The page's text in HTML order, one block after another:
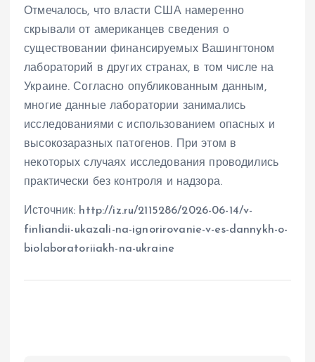
Отмечалось, что власти США намеренно
скрывали от американцев сведения о
существовании финансируемых Вашингтоном
лабораторий в других странах, в том числе на
Украине. Согласно опубликованным данным,
многие данные лаборатории занимались
исследованиями с использованием опасных и
высокозаразных патогенов. При этом в
некоторых случаях исследования проводились
практически без контроля и надзора.
Источник: http://iz.ru/2115286/2026-06-14/v-
finliandii-ukazali-na-ignorirovanie-v-es-dannykh-o-
biolaboratoriiakh-na-ukraine